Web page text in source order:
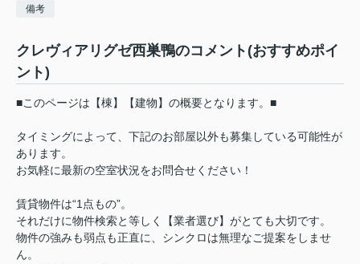
備考
クレヴィアリグゼ西巣鴨のコメント(おすすめポイ
ント)
■このページは【棟】【建物】の概要となります。■
タイミングによって、下記のお部屋以外も募集している可能性が
あります。
お気軽に最新の空室状況をお問合せください！
賃貸物件は“1点もの”。
それだけに物件検索と等しく【業者選び】がとても大切です。
物件の強みも弱点も正直に、シンクロは無理なご提案をしませ
ん。